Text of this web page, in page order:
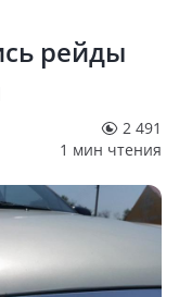
рейды
2 491
1 мин чтения